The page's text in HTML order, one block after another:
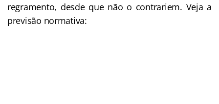
regramento, desde que não o contrariem. Veja a
previsão normativa: